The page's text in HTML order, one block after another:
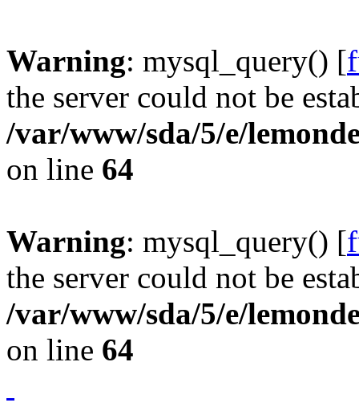
Warning: mysql_query() [
the server could not be
/var/www/sda/5/e/
on line 64
Warning: mysql_query() [
the server could not be
/var/www/sda/5/e/
on line 64